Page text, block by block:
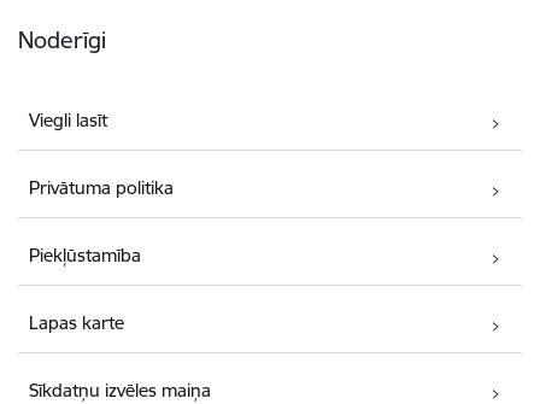
Noderīgi
Viegli lasīt
Privātuma politika
Piekļūstamība
Lapas karte
Sīkdatņu izvēles maiņa